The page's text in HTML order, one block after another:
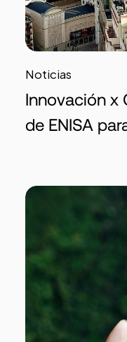
Noticias
Innovación x
de ENISA